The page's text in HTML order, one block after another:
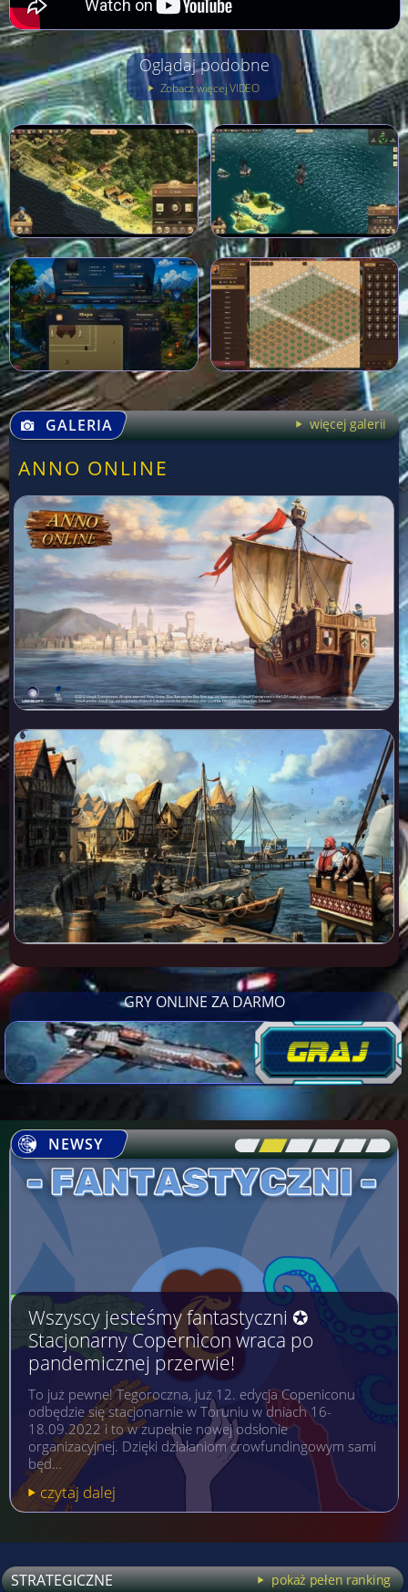
Oglądaj podobne
Zobacz więcej VIDEO
GALERIA więcej galerii
ANNO ONLINE
GRY ONLINE ZA DARMO
NEWSY [\ \\ \\ \\ \\ \]
Wszyscy jesteśmy fantastyczni ✪
Stacjonarny Copernicon wraca po
pandemicznej przerwie!
To już pewne! Tegoroczna, już 12. edycja Copeniconu
odbędzie się stacjonarnie w Toruniu w dniach 16-
18.09.2022 i to w zupełnie nowej odsłonie
organizacyjnej. Dzięki działaniom crowfundingowym sami
będ…
czytaj dalej
STRATEGICZNE pokaż pełen ranking